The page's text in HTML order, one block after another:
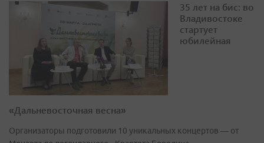
35 лет на бис: во
Владивостоке
стартует
юбилейная
«Дальневосточная весна»
Организаторы подготовили 10 уникальных концертов — от